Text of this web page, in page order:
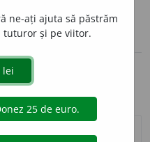
ne-ați ajuta să păstrăm
tuturor și pe viitor.